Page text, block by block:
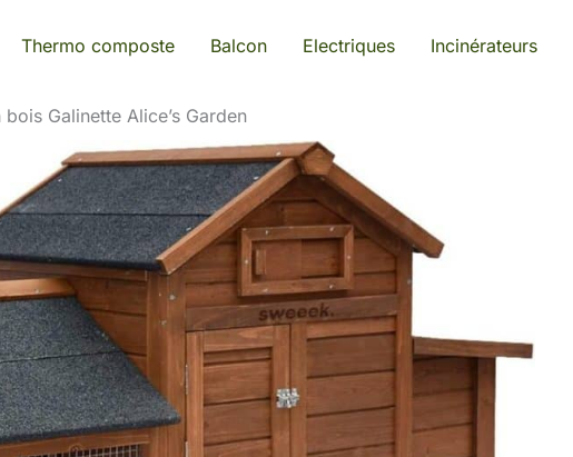
Thermo composte Balcon Electriques Incinérateurs
Galinette Alice’s Garden